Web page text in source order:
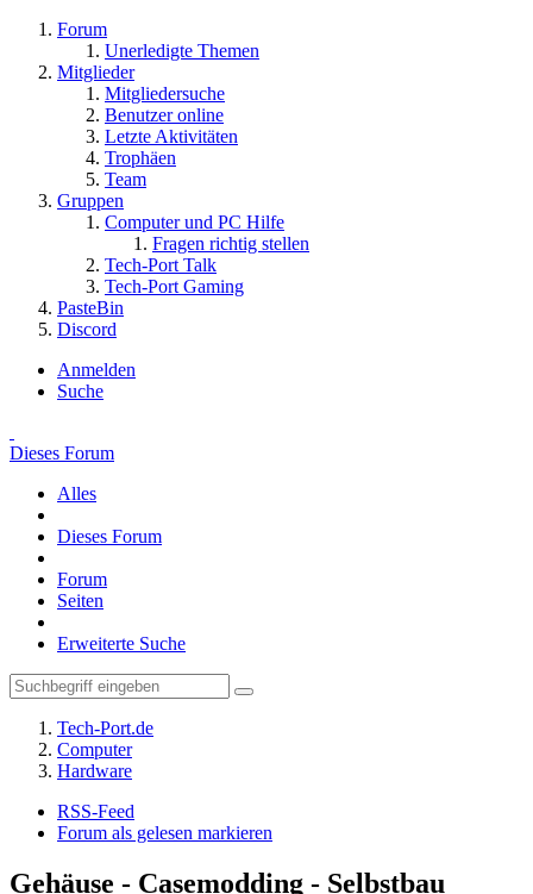
Forum
Unerledigte Themen
Mitglieder
Mitgliedersuche
Benutzer online
Letzte Aktivitäten
Trophäen
Team
Gruppen
Computer und PC Hilfe
Fragen richtig stellen
Tech-Port Talk
Tech-Port Gaming
PasteBin
Discord
Anmelden
Suche
Dieses Forum
Alles
Dieses Forum
Forum
Seiten
Erweiterte Suche
Tech-Port.de
Computer
Hardware
RSS-Feed
Forum als gelesen markieren
Gehäuse - Casemodding - Selbstbau